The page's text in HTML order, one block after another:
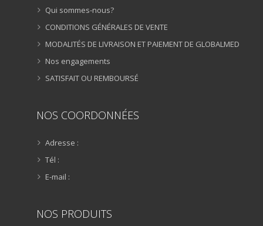
Qui sommes-nous?
CONDITIONS GÉNÉRALES DE VENTE
MODALITÉS DE LIVRAISON ET PAIEMENT DE GLOBALMED
Nos engagements
SATISFAIT OU REMBOURSÉ
NOS COORDONNÉES
Adresse :
Tél :
E-mail :
NOS PRODUITS